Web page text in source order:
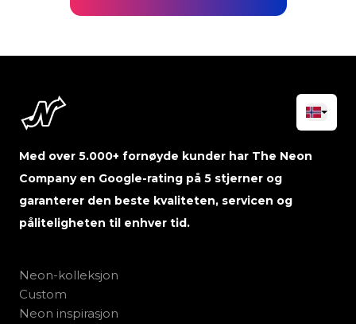
Med over 5.000+ fornøyde kunder har The Neon
Company en Google-rating på 5 stjerner og
garanterer den beste kvaliteten, servicen og
påliteligheten til enhver tid.
Neon-kolleksjon
Custom
Neon inspirasjon